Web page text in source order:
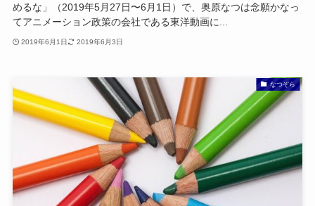
めるな」（2019年5月27日〜6月1日）で、奥原なつは念願かなっ
てアニメーション政策の会社である東洋動画に...
2019年6月1日 2019年6月3日
なつぞら